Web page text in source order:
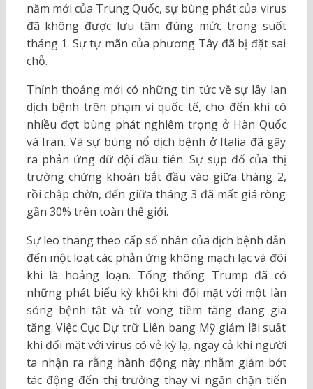
năm mới của Trung Quốc, sự bùng phát của virus
đã không được lưu tâm đúng mức trong suốt
tháng 1. Sự tự mãn của phương Tây đã bị đặt sai
chỗ.
Thỉnh thoảng mới có những tin tức về sự lây lan
dịch bệnh trên phạm vi quốc tế, cho đến khi có
nhiều đợt bùng phát nghiêm trọng ở Hàn Quốc
và Iran. Và sự bùng nổ dịch bệnh ở Italia đã gây
ra phản ứng dữ dội đầu tiên. Sự sụp đổ của thị
trường chứng khoán bắt đầu vào giữa tháng 2,
rồi chập chờn, đến giữa tháng 3 đã mất giá ròng
gần 30% trên toàn thế giới.
Sự leo thang theo cấp số nhân của dịch bệnh dẫn
đến một loạt các phản ứng không mạch lạc và đôi
khi là hoảng loạn. Tổng thống Trump đã có
những phát biểu kỳ khôi khi đối mặt với một làn
sóng bệnh tật và tử vong tiềm tàng đang gia
tăng. Việc Cục Dự trữ Liên bang Mỹ giảm lãi suất
khi đối mặt với virus có vẻ kỳ lạ, ngay cả khi người
ta nhận ra rằng hành động này nhằm giảm bớt
tác động đến thị trường thay vì ngăn chặn tiến